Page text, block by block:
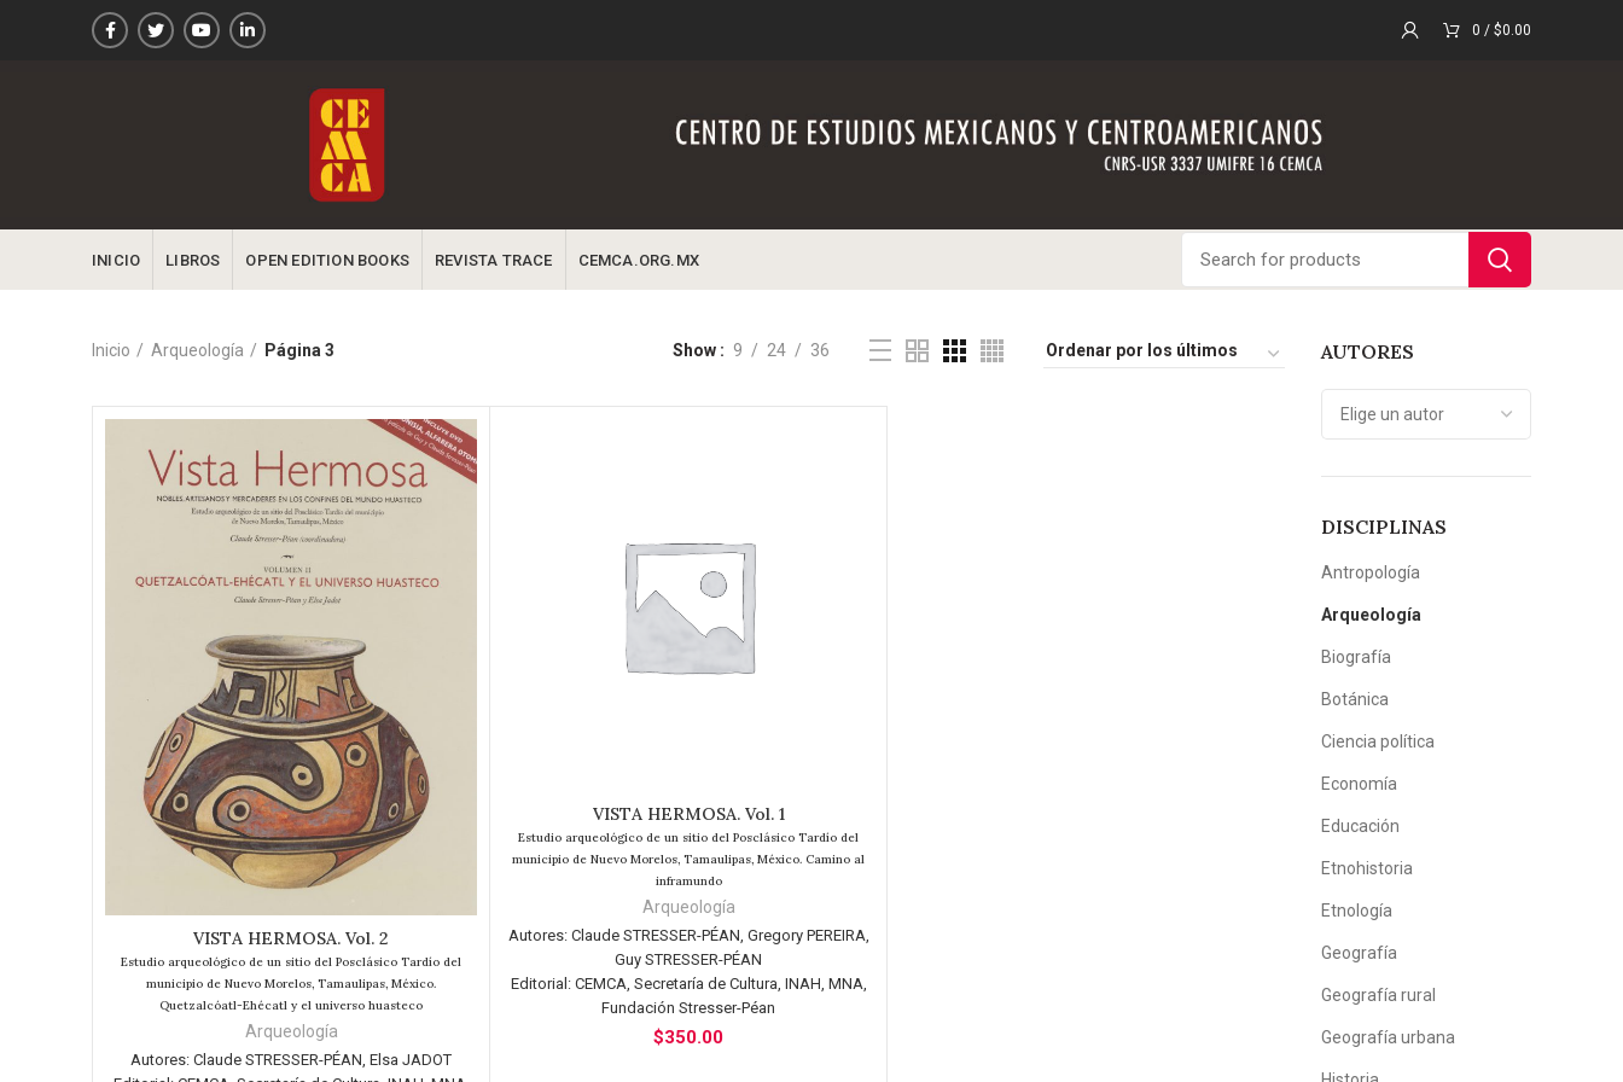
0 / $0.00
INICIO LIBROS OPEN EDITION BOOKS REVISTA TRACE CEMCA.ORG.MX
AUTORES
DISCIPLINAS
Antropología
Arqueología
Biografía
Botánica
Ciencia política
Economía
Educación
Etnohistoria
Etnología
Geografía
Geografía rural
Geografía urbana
Inicio Arqueología Página 3 Show 9 24 36
AÑADIR AL CARRITO
VISTA HERMOSA. Vol. 2
Estudio arqueológico de un sitio del Posclásico Tardío del
municipio de Nuevo Morelos, Tamaulipas, México.
Quetzalcóatl-Ehécatl y el universo huasteco
Arqueología
Autores: Claude STRESSER-PÉAN, Elsa JADOT
AÑADIR AL CARRITO
VISTA HERMOSA. Vol. 1
Estudio arqueológico de un sitio del Posclásico Tardío del
municipio de Nuevo Morelos, Tamaulipas, México. Camino al
inframundo
Arqueología
Autores:Claude STRESSER-PÉAN, Gregory PEREIRA,
Guy STRESSER-PÉAN
Editorial:CEMCA, Secretaría de Cultura, INAH, MNA,
Fundación Stresser-Péan
$350.00